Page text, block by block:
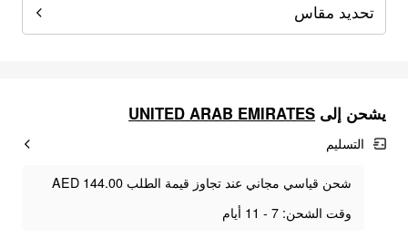
تحديد مقاس
يشحن إلى UNITED ARAB EMIRATES
التسليم
شحن قياسي مجاني عند تجاوز قيمة الطلب AED 144.00
وقت الشحن: 7 - 11 أيام